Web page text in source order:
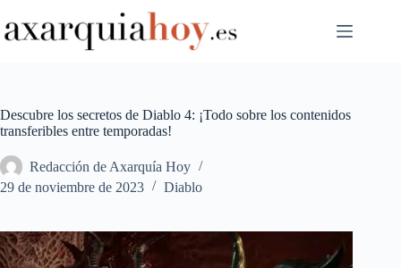
al
contenido
Descubre los secretos de Diablo 4: ¡Todo sobre los contenidos
transferibles entre temporadas!
Redacción de Axarquía Hoy
29 de noviembre de 2023
Diablo